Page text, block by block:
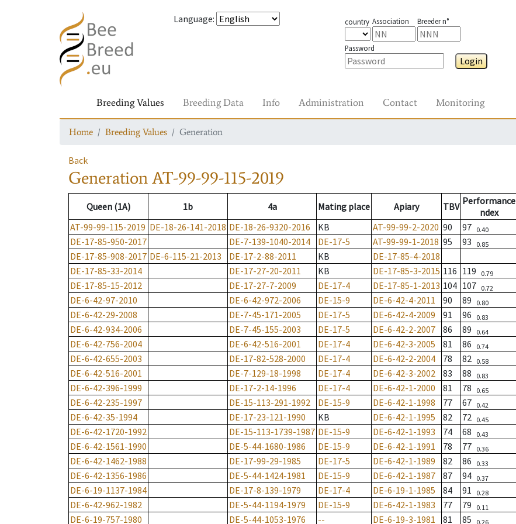
Language: country Association Breeder n°
Password
Login
Breeding Values Breeding Data Info Administration Contact Monitoring
Home Breeding Values Generation
Back
GenerationAT-99-99-115-2019
Queen (1A) 1b 4a Mating place Apiary TBV Performance
ndex
AT-99-99-115-2019 DE-18-26-141-2018 DE-18-26-9320-2016 KB AT-99-99-2-2020 90 97 0.40
DE-17-85-950-2017
DE-7-139-1040-2014 DE-17-5 AT-99-99-1-2018 95 93 0.85
DE-17-85-908-2017 DE-6-115-21-2013 DE-17-2-88-2011 KB
DE-17-85-4-2018
DE-17-85-33-2014
DE-17-27-20-2011 KB DE-17-85-3-2015 116 119 0.79
DE-17-85-15-2012
DE-17-27-7-2009 DE-17-4 DE-17-85-1-2013 104 107 0.72
DE-6-42-97-2010
DE-6-42-972-2006 DE-15-9 DE-6-42-4-2011 90 89 0.80
DE-6-42-29-2008
DE-7-45-171-2005 DE-17-5 DE-6-42-4-2009 91 96 0.83
DE-6-42-934-2006
DE-7-45-155-2003 DE-17-5 DE-6-42-2-2007 86 89 0.64
DE-6-42-756-2004
DE-6-42-516-2001 DE-17-4 DE-6-42-3-2005 81 86 0.74
DE-6-42-655-2003
DE-17-82-528-2000 DE-17-4 DE-6-42-2-2004 78 82 0.58
DE-6-42-516-2001
DE-7-129-18-1998 DE-17-4 DE-6-42-3-2002 83 88 0.83
DE-6-42-396-1999
DE-17-2-14-1996 DE-17-4 DE-6-42-1-2000 81 78 0.65
DE-6-42-235-1997
DE-15-113-291-1992 DE-15-9 DE-6-42-1-1998 77 67 0.42
DE-6-42-35-1994
DE-17-23-121-1990 KB DE-6-42-1-1995 82 72 0.45
DE-6-42-1720-1992
DE-15-113-1739-1987 DE-15-9 DE-6-42-1-1993 74 68 0.43
DE-6-42-1561-1990
DE-5-44-1680-1986 DE-15-9 DE-6-42-1-1991 78 77 0.36
DE-6-42-1462-1988
DE-17-99-29-1985 DE-17-5 DE-6-42-1-1989 82 86 0.33
DE-6-42-1356-1986
DE-5-44-1424-1981 DE-15-9 DE-6-42-1-1987 87 94 0.37
DE-6-19-1137-1984
DE-17-8-139-1979 DE-17-4 DE-6-19-1-1985 84 91 0.28
DE-6-42-962-1982
DE-5-44-1194-1979 DE-15-9 DE-6-42-1-1983 77 79 0.11
DE-6-19-757-1980
DE-5-44-1053-1976 -- DE-6-19-3-1981 81 85 0.26